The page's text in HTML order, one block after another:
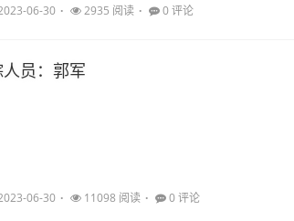
06-30 2935 阅读 0 评论
员：郭军
06-30 11098 阅读 0 评论